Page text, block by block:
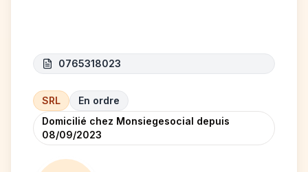
0765318023
SRL
En ordre
Domicilié chez Monsiegesocial depuis
08/09/2023